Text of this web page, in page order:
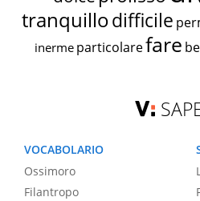
tranquillodifficile
inerme particolarefare
VOCABOLARIO
Ossimoro
Filantropo